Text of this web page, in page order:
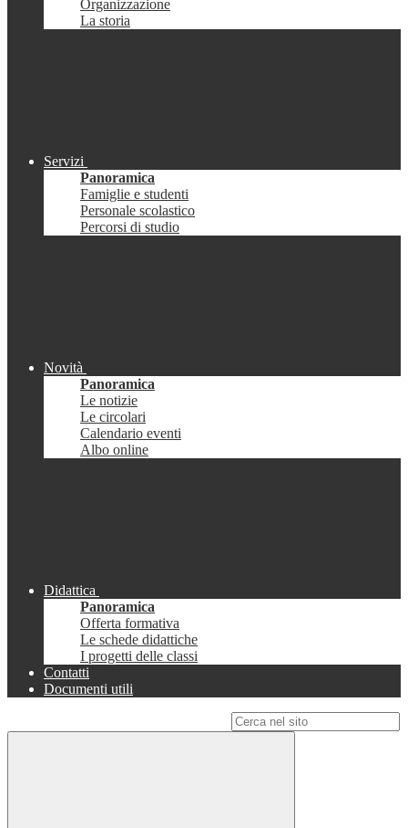
Organizzazione
La storia
Servizi
Panoramica
Famiglie e studenti
Personale scolastico
Percorsi di studio
Novità
Panoramica
Le notizie
Le circolari
Calendario eventi
Albo online
Didattica
Panoramica
Offerta formativa
Le schede didattiche
I progetti delle classi
Contatti
Documenti utili